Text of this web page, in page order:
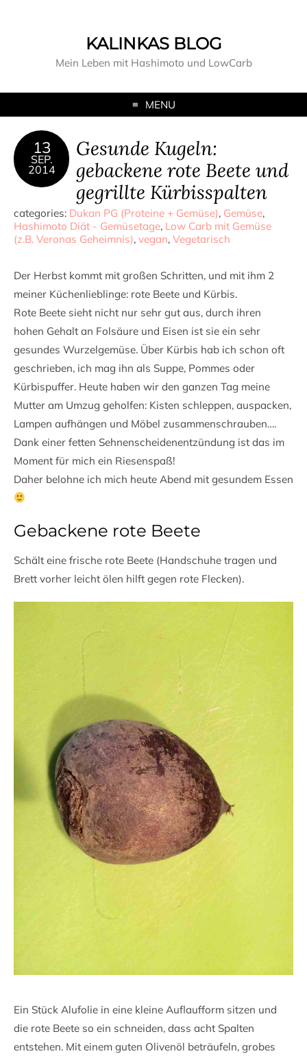
KALINKAS BLOG
Mein Leben mit Hashimoto und LowCarb
MENU
13
SEP.
2014
Gesunde Kugeln:
gebackene rote Beete und
gegrillte Kürbisspalten
categories: Dukan PG (Proteine + Gemüse), Gemüse,
Hashimoto Diät - Gemüsetage, Low Carb mit Gemüse
(z.B. Veronas Geheimnis), vegan, Vegetarisch
Der Herbst kommt mit großen Schritten, und mit ihm 2
meiner Küchenlieblinge: rote Beete und Kürbis.
Rote Beete sieht nicht nur sehr gut aus, durch ihren
hohen Gehalt an Folsäure und Eisen ist sie ein sehr
gesundes Wurzelgemüse. Über Kürbis hab ich schon oft
geschrieben, ich mag ihn als Suppe, Pommes oder
Kürbispuffer. Heute haben wir den ganzen Tag meine
Mutter am Umzug geholfen: Kisten schleppen, auspacken,
Lampen aufhängen und Möbel zusammenschrauben….
Dank einer fetten Sehnenscheidenentzündung ist das im
Moment für mich ein Riesenspaß!
Daher belohne ich mich heute Abend mit gesundem Essen
Gebackene rote Beete
Schält eine frische rote Beete (Handschuhe tragen und
Brett vorher leicht ölen hilft gegen rote Flecken).
Ein Stück Alufolie in eine kleine Auflaufform sitzen und
die rote Beete so ein schneiden, dass acht Spalten
entstehen. Mit einem guten Olivenöl beträufeln, grobes